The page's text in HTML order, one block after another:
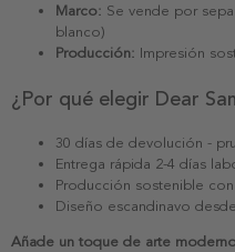
Marco: Se vende por
blanco)
Producción: Impresión
¿Por qué elegir Dear
30 días de devolución -
Entrega rápida 2-4 días
Producción sostenible
Diseño escandinavo
Añade un toque de arte